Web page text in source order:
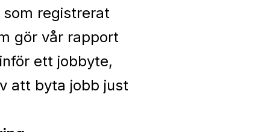
registrerat
gör vår rapport
ett jobbyte,
att byta jobb just